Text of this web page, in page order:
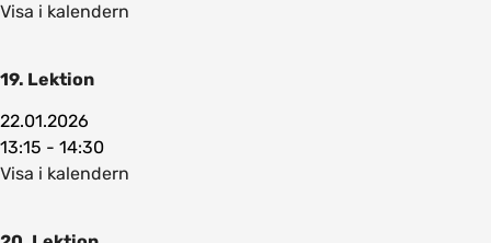
Visa i kalendern
19. Lektion
22.01.2026
13:15 - 14:30
Visa i kalendern